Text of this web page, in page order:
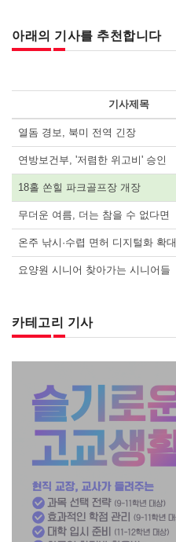
아래의 기사를 추천합니다
기사제목
열돔 경보, 북미 전역 긴장
연방보건부, '저렴한 위고비' 승인
18홀 쏜힐 파크골프장 개장
무더운 여름, 더는 참을 수 없다면
온주 낚시·수렵 면허 디지털화 확대
요양원 시니어 찾아가는 시니어들
카테고리 기사